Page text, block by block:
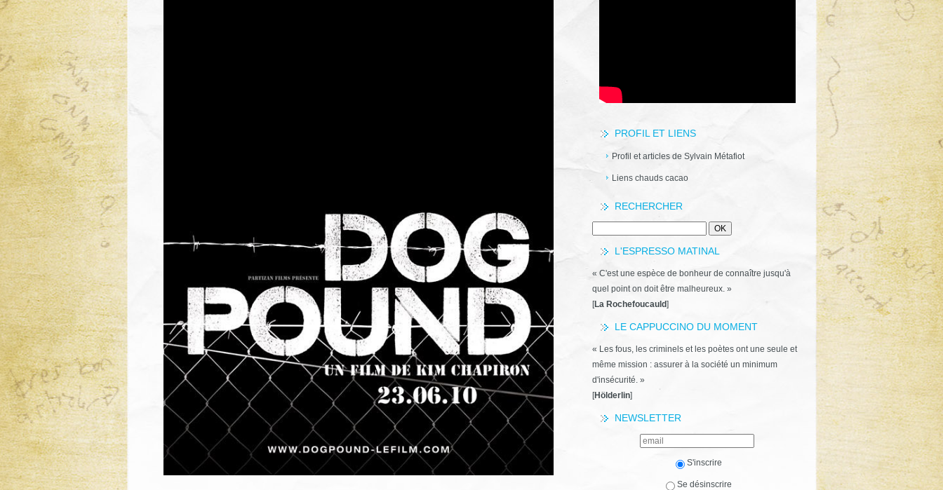
PROFIL ET LIENS
Profil et articles de Sylvain Métafiot
Liens chauds cacao
RECHERCHER
L'ESPRESSO MATINAL
« C'est une espèce de bonheur de connaître jusqu'à
quel point on doit être malheureux. »
[La Rochefoucauld]
LE CAPPUCCINO DU MOMENT
« Les fous, les criminels et les poètes ont une seule et
même mission : assurer à la société un minimum
d'insécurité. »
[Hölderlin]
NEWSLETTER
S'inscrire
Se désinscrire